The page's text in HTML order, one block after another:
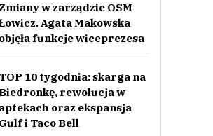
0
Nie znaleziono komentarzy
swoje komentarze
Imię (Wymagane)
Anuluj
Zmiany w zarządzie OSM
Agata Makowska
objęła funkcje wiceprezesa
TOP 10 tygodnia: skarga na
Biedronkę, rewolucja w
aptekach oraz ekspansja
Gulf i Taco Bell